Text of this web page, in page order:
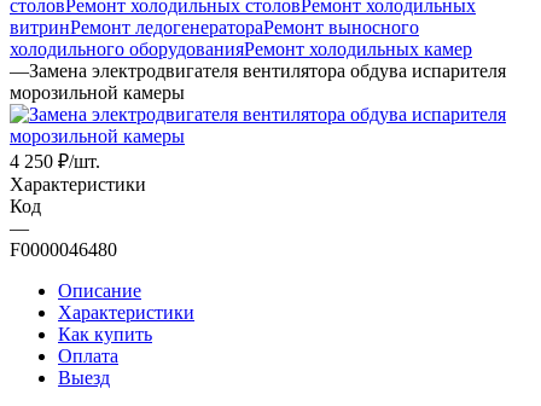
столовРемонт холодильных столовРемонт холодильных
витринРемонт ледогенератораРемонт выносного
холодильного оборудованияРемонт холодильных камер
—Замена электродвигателя вентилятора обдува испарителя
морозильной камеры
4 250 ₽/шт.
Характеристики
Код
—
F0000046480
Описание
Характеристики
Как купить
Оплата
Выезд